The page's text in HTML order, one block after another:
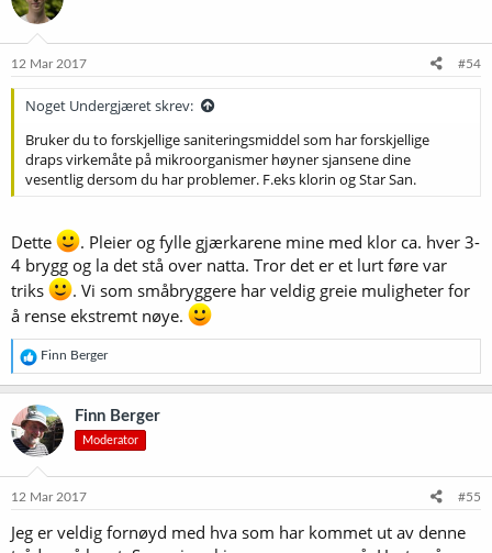
j
o
e
12 Mar 2017 #54
Noget Undergjæret skrev:
Bruker du to forskjellige saniteringsmiddel som har forskjellige
draps virkemåte på mikroorganismer høyner sjansene dine
vesentlig dersom du har problemer. F.eks klorin og Star San.
Dette
. Pleier og fylle gjærkarene mine med klor ca. hver 3-
4 brygg og la det stå over natta. Tror det er et lurt føre var
triks
. Vi som småbryggere har veldig greie muligheter for
å rense ekstremt nøye.
R
e
a
k
s
j
o
e
:
Finn Berger
Finn Berger
Moderator
12 Mar 2017 #55
Jeg er veldig fornøyd med hva som har kommet ut av denne